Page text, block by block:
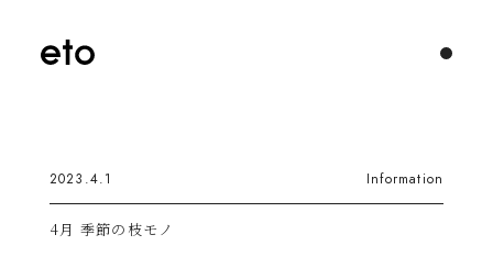
2023.4.1 Information
4月 季節の枝モノ